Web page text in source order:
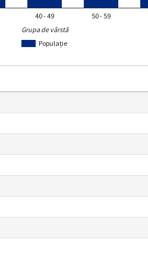
Populație
40 - 49 50 - 59
Grupa de vârstă